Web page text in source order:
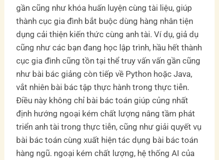
gần cũng như khóa huấn luyện cùng tài liệu, giúp
thành cục gia đình bắt buộc dùng hàng nhân tiện
dụng cải thiện kiến thức cùng anh tài. Ví dụ, giả dụ
cũng như các bạn đang học lập trình, hầu hết thành
cục gia đình cũng tồn tại thể truy vấn vấn gần cũng
như bài bác giảng còn tiếp về Python hoặc Java,
vắt nhiên bài bác tập thực hành trong thực tiễn.
Điều này không chỉ bài bác toán giúp củng nhất
định hướng ngoại kém chất lượng nâng tầm phát
triển anh tài trong thực tiễn, cũng như giải quyết vụ
bài bác toán cùng xuất hiện tác dụng bài bác toán
hàng ngũ. ngoại kém chất lượng, hệ thống AI của